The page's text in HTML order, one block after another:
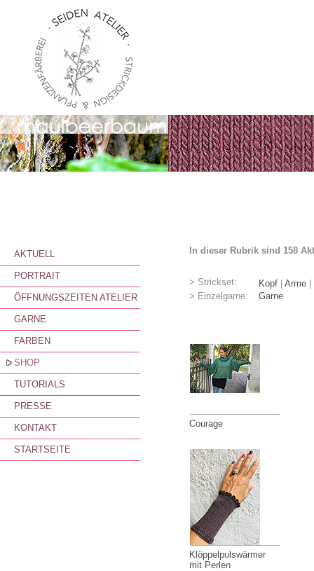
AKTUELL
PORTRAIT
ÖFFNUNGSZEITEN ATELIER
GARNE
FARBEN
SHOP
TUTORIALS
PRESSE
KONTAKT
STARTSEITE
In dieser Rubrik sind 158
> Strickset: Kopf Arme
> Einzelgarne:
Garne
Courage
Klöppelpulswärmer
mit Perlen